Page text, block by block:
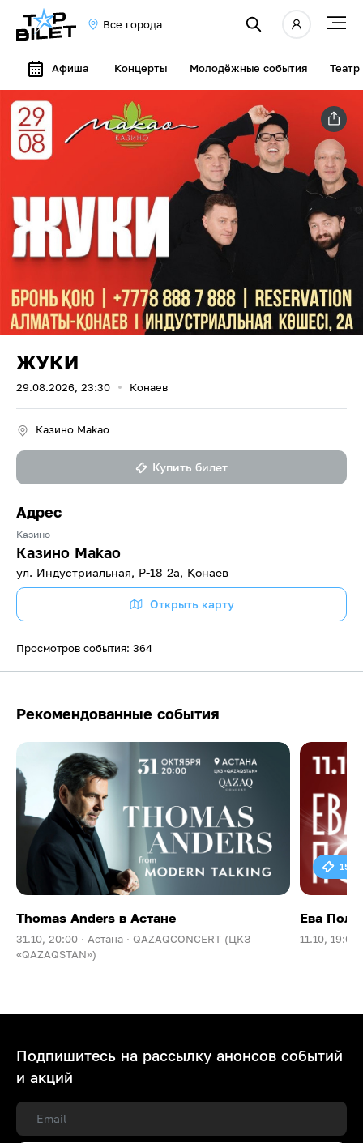
Все города
Афиша Концерты Молодёжные события Театр
ЖУКИ
29.08.2026, 23:30 Конаев
Казино Makao
Купить билет
Адрес
Казино
Казино Makao
ул. Индустриальная, P-18 2а, Қонаев
Открыть карту
Просмотров события: 364
Рекомендованные события
Thomas Anders в Астане
31.10, 20:00 · Астана · QAZAQCONCERT (ЦКЗ
«QAZAQSTAN»)
15
Ева
11.10, 19:00
Подпишитесь на рассылку анонсов событий
и акций